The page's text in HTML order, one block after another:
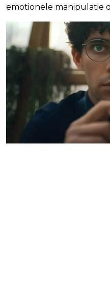
emotionele manipulatie